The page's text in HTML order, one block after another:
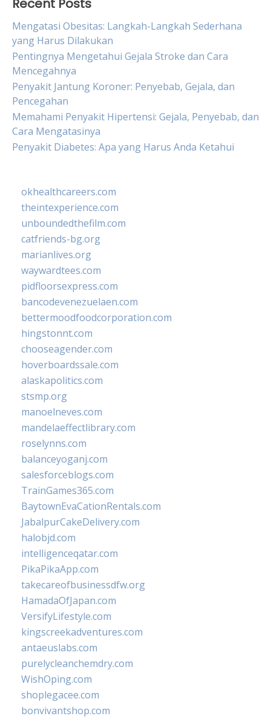
Recent Posts
Mengatasi Obesitas: Langkah-Langkah Sederhana
yang Harus Dilakukan
Pentingnya Mengetahui Gejala Stroke dan Cara
Mencegahnya
Penyakit Jantung Koroner: Penyebab, Gejala, dan
Pencegahan
Memahami Penyakit Hipertensi: Gejala, Penyebab, dan
Cara Mengatasinya
Penyakit Diabetes: Apa yang Harus Anda Ketahui
okhealthcareers.com
theintexperience.com
unboundedthefilm.com
catfriends-bg.org
marianlives.org
waywardtees.com
pidfloorsexpress.com
bancodevenezuelaen.com
bettermoodfoodcorporation.com
hingstonnt.com
chooseagender.com
hoverboardssale.com
alaskapolitics.com
stsmp.org
manoelneves.com
mandelaeffectlibrary.com
roselynns.com
balanceyoganj.com
salesforceblogs.com
TrainGames365.com
BaytownEvaCationRentals.com
JabalpurCakeDelivery.com
halobjd.com
intelligenceqatar.com
PikaPikaApp.com
takecareofbusinessdfw.org
HamadaOfJapan.com
VersifyLifestyle.com
kingscreekadventures.com
antaeuslabs.com
purelycleanchemdry.com
WishOping.com
shoplegacee.com
bonvivantshop.com